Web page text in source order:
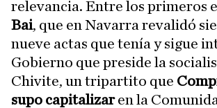
relevancia. Entre los primeros
Bai, que en Navarra revalidó
nueve actas que tenía y sigue
Gobierno que preside la
Chivite, un tripartito que
supo capitalizaren la